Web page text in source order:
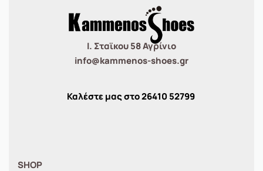
Ι. Σταϊκου 58 Αγρίνιο
info@kammenos-shoes.gr
Καλέστε μας στο26410 52799
SHOP